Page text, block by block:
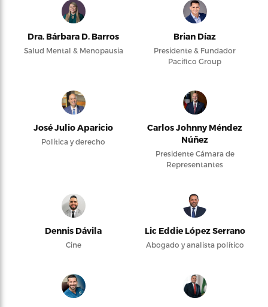
Dra. Bárbara D. Barros
Salud Mental & Menopausia
Brian Díaz
Presidente & Fundador
Pacifico Group
José Julio Aparicio
Política y derecho
Carlos Johnny Méndez
Núñez
Presidente Cámara de
Representantes
Dennis Dávila
Cine
Lic Eddie López Serrano
Abogado y analista político